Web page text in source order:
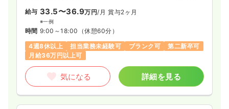
給与 33.5〜36.9万円/月 賞与2ヶ月
※一例
時間 9:00～18:00 （休憩60分）
4週8休以上
担当業務未経験可 ブランク可
第二新卒可
月給36万円以上可
気になる 詳細を見る